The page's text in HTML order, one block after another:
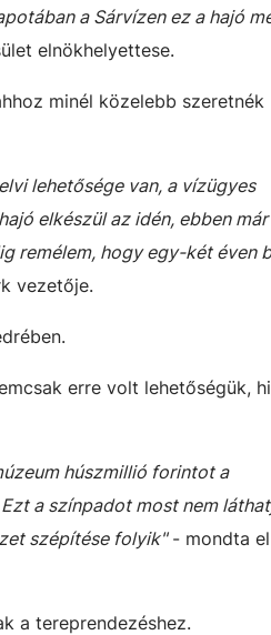
a Sárvízen ez a hajó
elnökhelyettese.
minél közelebb szeretnék
lehetősége van, a vízügyes
elkészül az idén, ebben
remélem, hogy egy-két éven
vezetője.
erre volt lehetőségük,
húszmillió forintot a
a színpadot most nem
szépítése folyik" - mondta el
a tereprendezéshez.